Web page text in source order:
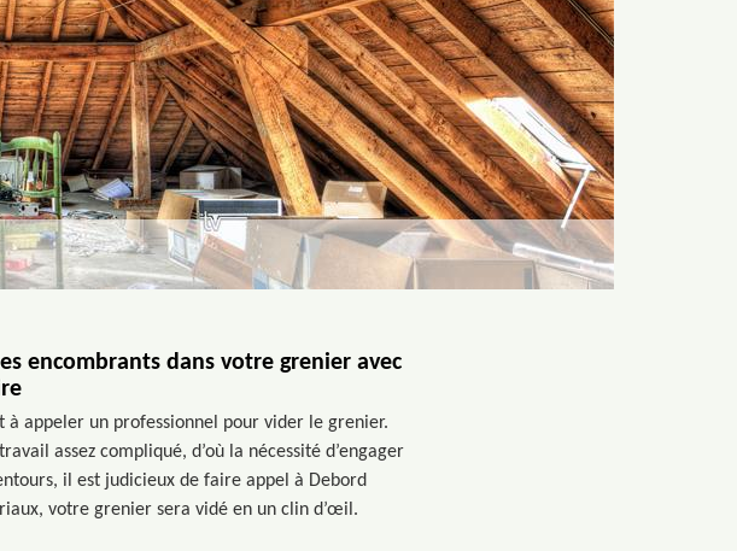
encombrants dans votre grenier avec
à appeler un professionnel pour vider le grenier.
assez compliqué, d’où la nécessité d’engager
il est judicieux de faire appel à Debord
votre grenier sera vidé en un clin d’œil.